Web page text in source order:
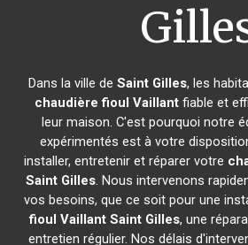
Dans la ville deSaint Gilles, les
chaudière fioul Vaillantfiable et
leur maison. C'est pourquoi notre
expérimentés est à votre
installer, entretenir et réparer votre
Saint Gilles. Nous intervenons
vos besoins, que ce soit pour une
fioul Vaillant Saint Gilles, une
entretien régulier. Nos délais